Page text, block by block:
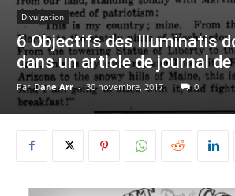
Divulgation
6 Objectifs des Illuminatis
dans un article de journal
Par Dane Arr - 30 novembre, 2017 0